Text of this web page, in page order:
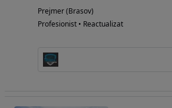
Prejmer (Brasov)
Profesionist • Reactualizat